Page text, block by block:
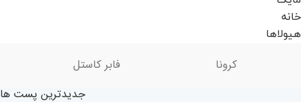
کرونا فابر کاستل
جدیدترین پست ها